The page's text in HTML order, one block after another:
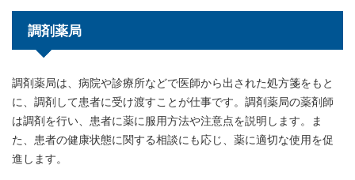
調剤薬局
調剤薬局は、病院や診療所などで医師から出された処方箋をもと
に、調剤して患者に受け渡すことが仕事です。調剤薬局の薬剤師
は調剤を行い、患者に薬に服用方法や注意点を説明します。ま
た、患者の健康状態に関する相談にも応じ、薬に適切な使用を促
進します。